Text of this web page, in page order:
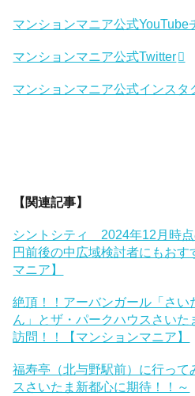
マンションマニア公式YouTube
マンションマニア公式Twitter
マンションマニア公式インスタ
【関連記事】
シントシティ 2024年12月時
円前後の中広域検討者にもおす
マニア】
絶頂！！アーバンガール「さい
ん」とザ・パークハウスさいた
訪問！！【マンションマニア】
福寿亭（北与野駅前）に行って
スさいたま新都心に期待！！～